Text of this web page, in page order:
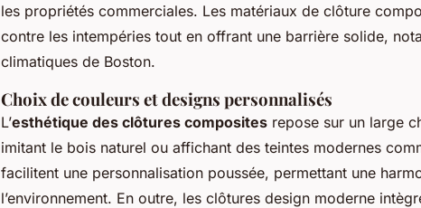
les propriétés commerciales. Les matériaux de clôture
contre les intempéries tout en offrant une barrière solide,
climatiques de Boston.
Choix de couleurs et designs personnalisés
L’esthétique des clôtures composites repose sur un large
imitant le bois naturel ou affichant des teintes modernes
facilitent une personnalisation poussée, permettant une
l’environnement. En outre, les clôtures design moderne